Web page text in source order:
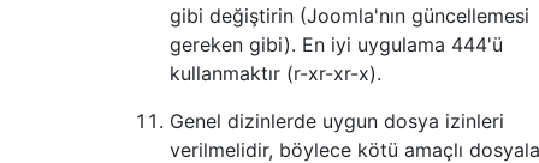
gibi değiştirin (Joomla'nın güncellemesi
gereken gibi). En iyi uygulama 444'ü
kullanmaktır (r-xr-xr-x).
Genel dizinlerde uygun dosya izinleri
verilmelidir, böylece kötü amaçlı